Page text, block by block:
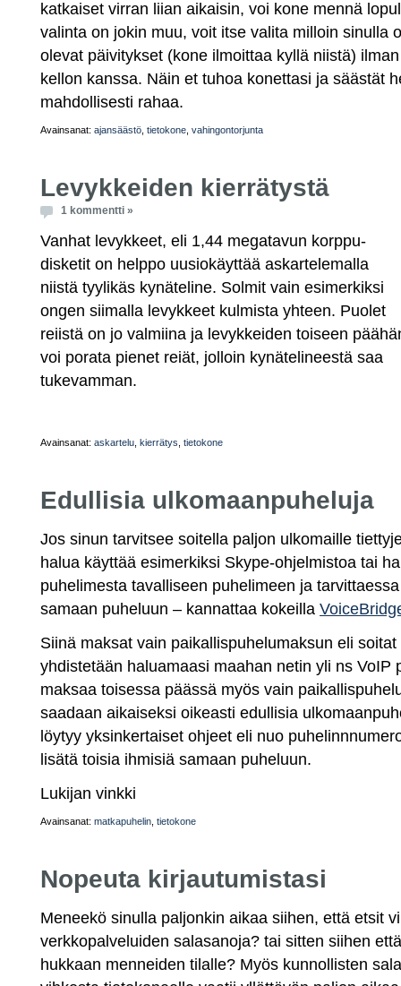
katkaiset virran liian aikaisin, voi kone mennä
valinta on jokin muu, voit itse valita milloin sinulla
olevat päivitykset (kone ilmoittaa kyllä niistä)
kellon kanssa. Näin et tuhoa konettasi ja säästät
mahdollisesti rahaa.
Avainsanat: ajansäästö tietokone vahingontorjunta
Levykkeiden kierrätystä
1 kommentti »
Vanhat levykkeet, eli 1,44 megatavun korppu-
disketit on helppo uusiokäyttää askartelemalla
niistä tyylikäs kynäteline. Solmit vain esimerkiksi
ongen siimalla levykkeet kulmista yhteen. Puolet
reiistä on jo valmiina ja levykkeiden toiseen
voi porata pienet reiät, jolloin kynätelineestä saa
tukevamman.
Avainsanat: askartelu kierrätys tietokone
Edullisia ulkomaanpuheluja
Jos sinun tarvitsee soitella paljon ulkomaille
halua käyttää esimerkiksi Skype-ohjelmistoa tai
puhelimesta tavalliseen puhelimeen ja
samaan puheluun – kannattaa kokeilla
Siinä maksat vain paikallispuhelumaksun eli
yhdistetään haluamaasi maahan netin yli ns VoIP
maksaa toisessa päässä myös vain
saadaan aikaiseksi oikeasti edullisia
löytyy yksinkertaiset ohjeet eli nuo
lisätä toisia ihmisiä samaan puheluun.
Lukijan vinkki
Avainsanat: matkapuhelin tietokone
Nopeuta kirjautumistasi
Meneekö sinulla paljonkin aikaa siihen, että etsit
verkkopalveluiden salasanoja? tai sitten siihen
hukkaan menneiden tilalle? Myös kunnollisten